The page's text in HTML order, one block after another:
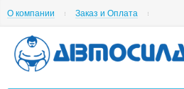
О компании
Заказ и Оплата